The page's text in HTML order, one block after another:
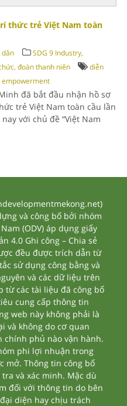
thức trẻ Việt Nam toàn
dân
SDG 9 Industry,
đoàn thanh niên
diễn
empowerment
đã bắt đầu nhận hồ sơ
trẻ Việt Nam toàn cầu lần
với chủ đề “Việt Nam
và công bố bởi nhóm
(ODV) áp dụng giấy
4.0 Ghi công – Chia sẻ
đều được trích dẫn từ
sử dụng công bằng và
và các dữ liệu trên
từ các tài liệu đã công bố
cung cấp thông tin
web này không phải là
và không do cơ quan
chính phủ nào vận hành.
phi lợi nhuận trong
mở. Thông tin công bố
và xác minh. Mặc dù
đối với thông tin do bên
diện hay chịu trách